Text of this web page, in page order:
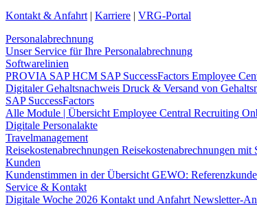
Kontakt & Anfahrt | Karriere | VRG-Portal
Personalabrechnung
Unser Service für Ihre Personalabrechnung
Softwarelinien
PROVIA SAP HCM SAP SuccessFactors Employee
Digitaler Gehaltsnachweis Druck & Versand von
SAP SuccessFactors
Alle Module | Übersicht Employee Central Recruiting
Digitale Personalakte
Travelmanagement
Reisekostenabrechnungen Reisekostenabrechnungen mit
Kunden
Kundenstimmen in der Übersicht GEWO:
Service & Kontakt
Digitale Woche 2026 Kontakt und Anfahrt Newsletter-